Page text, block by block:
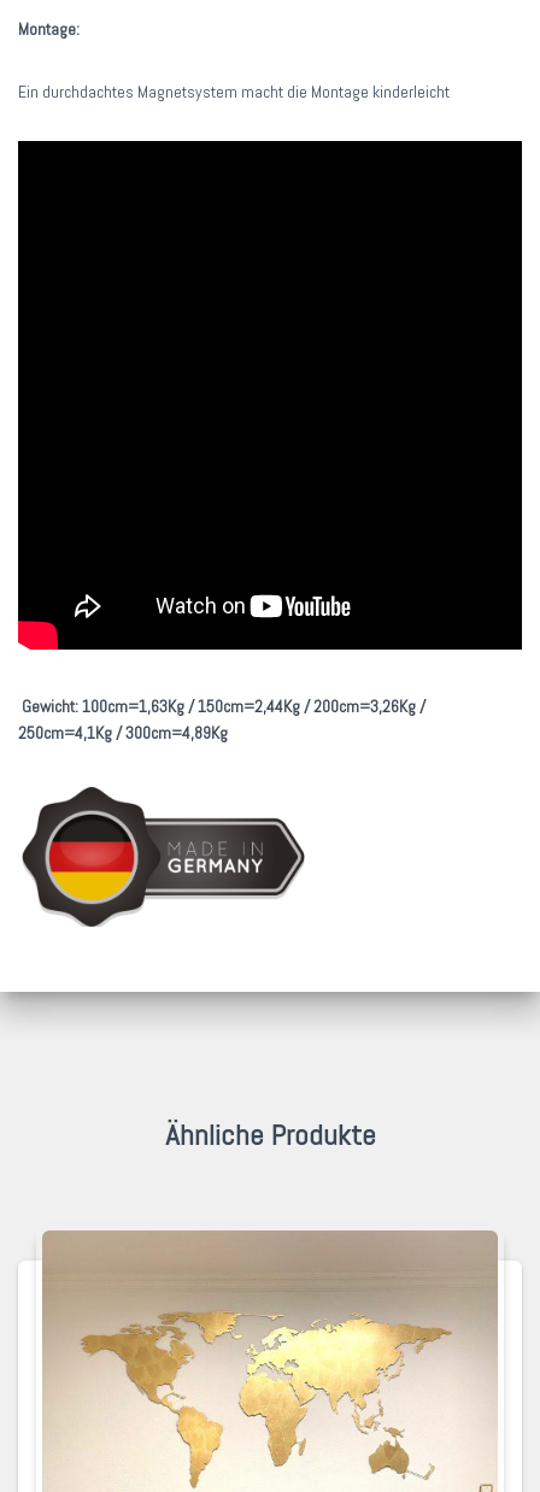
Montage:
Ein durchdachtes Magnetsystem macht die Montage kinderleicht
Gewicht: 100cm=1,63Kg / 150cm=2,44Kg / 200cm=3,26Kg /
250cm=4,1Kg / 300cm=4,89Kg
Ähnliche Produkte